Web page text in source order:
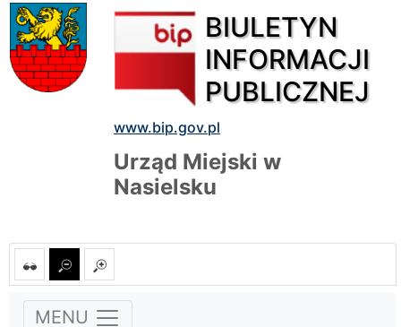
BIULETYN
INFORMACJI
PUBLICZNEJ
www.bip.gov.pl
Urząd Miejski w
Nasielsku
MENU